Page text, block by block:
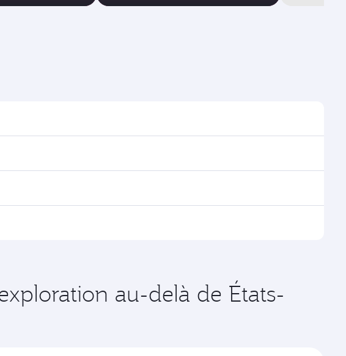
pour trouver les horaires et la fréquence des vols.
via Doha, avec des correspondances fluides et
vol. Sur les vols opérés par Qatar Airways, vous pouvez
au-delà de États-